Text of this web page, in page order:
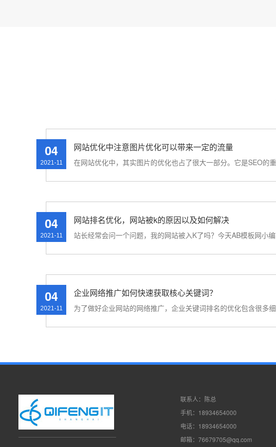
04
2021-11
网站优化中注意图片优化可以带来一定的流量
04
2021-11
网站排名优化，网站被k的原因以及如何解决
04
2021-11
企业网络推广如何快速获取核心关键词？
联系人：陈总
手机：18934654000
电话：18934654000
邮箱：76679705@qq.com